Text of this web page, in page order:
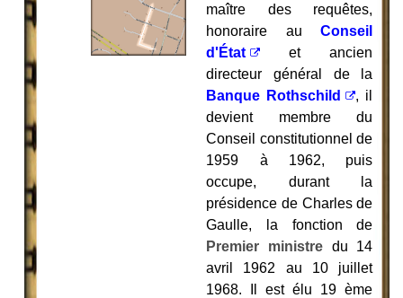
maître des requêtes,
honoraire auConseil
d'État
et ancien
directeur général de la
Banque Rothschild
, il
devient membre du
Conseil constitutionnel de
1959 à 1962, puis
occupe, durant la
présidence de Charles de
Gaulle, la fonction de
Premier ministredu 14
avril 1962 au 10 juillet
1968. Il est élu 19 ème